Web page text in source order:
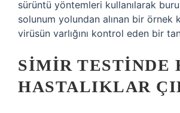
sürüntü yöntemleri kullanılarak
solunum yolundan alınan bir örnek
virüsün varlığını kontrol eden bir
SIMIR TESTINDE
HASTALIKLAR